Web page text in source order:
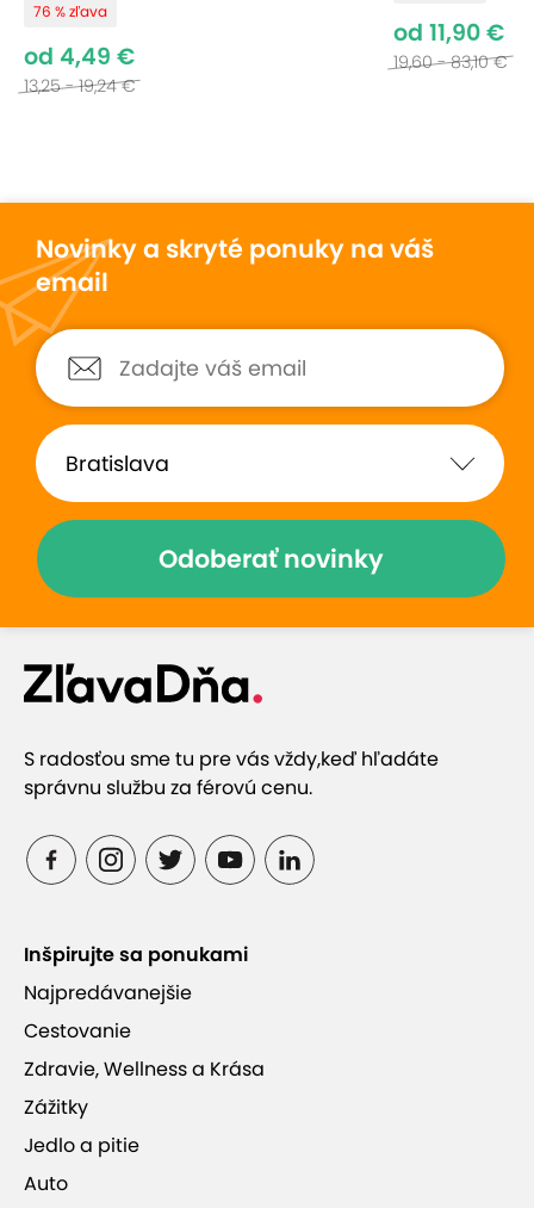
76 % zľava
od 4,49 €
13,25 - 19,24 €
od 11,90 €
19,60 - 83,10 €
Novinky a skryté ponuky na váš
email
Odoberať novinky
S radosťou sme tu pre vás vždy,keď hľadáte
správnu službu za férovú cenu.
Inšpirujte sa ponukami
Najpredávanejšie
Cestovanie
Zdravie, Wellness a Krása
Zážitky
Jedlo a pitie
Auto